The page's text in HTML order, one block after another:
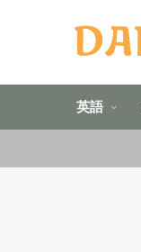
英語